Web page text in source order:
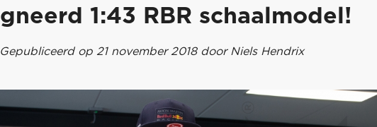
1:43 RBR schaalmodel!
Gepubliceerd op 21 november 2018 door Niels Hendrix